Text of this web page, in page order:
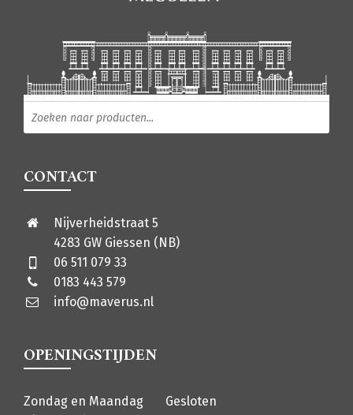
CONTACT
Nijverheidstraat 5
4283 GW Giessen (NB)
06 511 079 33
0183 443 579
info@maverus.nl
OPENINGSTIJDEN
Zondag en Maandag
Gesloten